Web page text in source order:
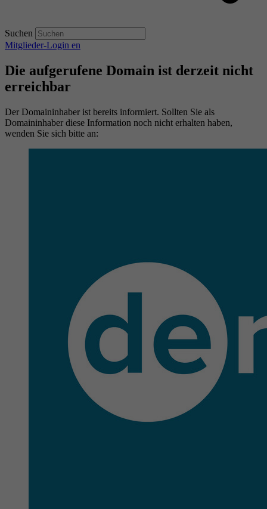
Suchen
Mitglieder-Login en
Die aufgerufene Domain ist derzeit nicht
erreichbar
Der Domaininhaber ist bereits informiert. Sollten Sie als
Domaininhaber diese Information noch nicht erhalten haben,
wenden Sie sich bitte an: